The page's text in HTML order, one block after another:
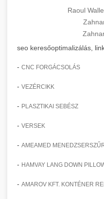
Raoul
seo keresőoptimalizálás,
- CNC FORGÁCSOLÁS
- VEZÉRCIKK
- PLASZTIKAI SEBÉSZ
- VERSEK
- AMEAMED
- HAMVAY LANG DOWN
- AMAROV KFT. KONTÉNER